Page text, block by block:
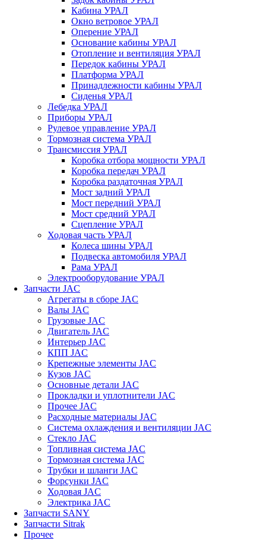
Кабина УРАЛ
Окно ветровое УРАЛ
Оперение УРАЛ
Основание кабины УРАЛ
Отопление и вентиляция УРАЛ
Передок кабины УРАЛ
Платформа УРАЛ
Принадлежности кабины УРАЛ
Сиденья УРАЛ
Лебедка УРАЛ
Приборы УРАЛ
Рулевое управление УРАЛ
Тормозная система УРАЛ
Трансмиссия УРАЛ
Коробка отбора мощности УРАЛ
Коробка передач УРАЛ
Коробка раздаточная УРАЛ
Мост задний УРАЛ
Мост передний УРАЛ
Мост средний УРАЛ
Сцепление УРАЛ
Ходовая часть УРАЛ
Колеса шины УРАЛ
Подвеска автомобиля УРАЛ
Рама УРАЛ
Электрооборудование УРАЛ
Запчасти JAC
Агрегаты в сборе JAC
Валы JAC
Грузовые JAC
Двигатель JAC
Интерьер JAC
КПП JAC
Крепежные элементы JAC
Кузов JAC
Основные детали JAC
Прокладки и уплотнители JAC
Прочее JAC
Расходные материалы JAC
Система охлаждения и вентиляции JAC
Стекло JAC
Топливная система JAC
Тормозная система JAC
Трубки и шланги JAC
Форсунки JAC
Ходовая JAC
Электрика JAC
Запчасти SANY
Запчасти Sitrak
Прочее